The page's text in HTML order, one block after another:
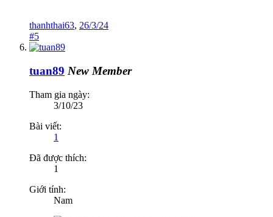
thanhthai63, 26/3/24
#5
tuan89 New Member
Tham gia ngày:
3/10/23
Bài viết:
1
Đã được thích:
1
Giới tính:
Nam